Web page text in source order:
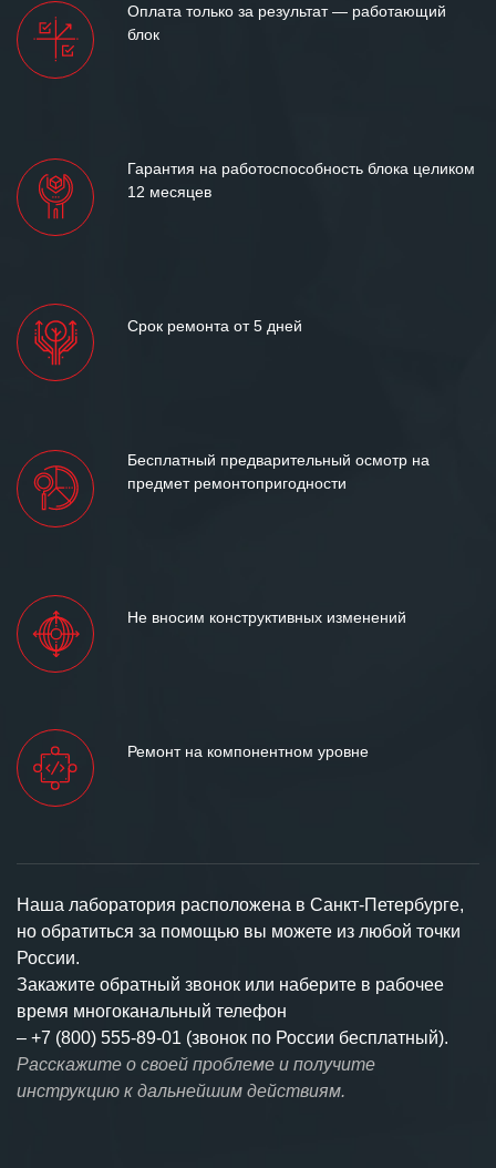
между нашими компаниями открытые
Оплата только за результат — работающий
блок
Гарантия на работоспособность блока целиком
12 месяцев
Срок ремонта от 5 дней
Бесплатный предварительный осмотр на
предмет ремонтопригодности
Не вносим конструктивных изменений
Ремонт на компонентном уровне
Наша лаборатория расположена в Санкт-Петербурге,
но обратиться за помощью вы можете из любой точки
России.
Закажите обратный звонок или наберите в рабочее
время многоканальный телефон
– +7 (800) 555-89-01 (звонок по России бесплатный).
Расскажите о своей проблеме и получите
инструкцию к дальнейшим действиям.